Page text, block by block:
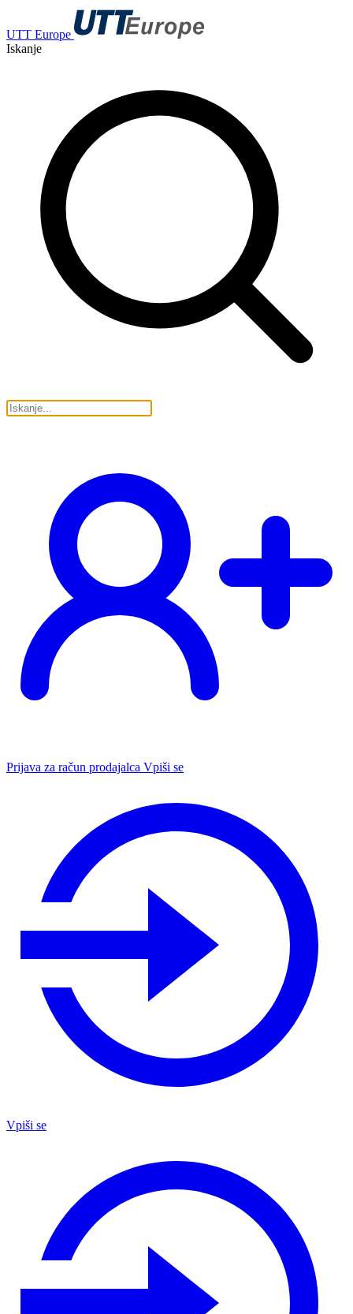
UTT Europe
Iskanje
Prijava za račun prodajalca Vpiši se
Vpiši se